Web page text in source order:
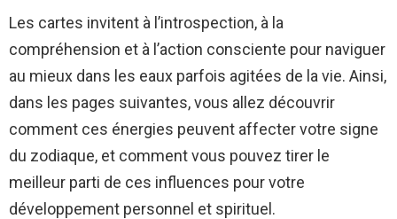
Les cartes invitent à l’introspection, à la
compréhension et à l’action consciente pour naviguer
au mieux dans les eaux parfois agitées de la vie. Ainsi,
dans les pages suivantes, vous allez découvrir
comment ces énergies peuvent affecter votre signe
du zodiaque, et comment vous pouvez tirer le
meilleur parti de ces influences pour votre
développement personnel et spirituel.